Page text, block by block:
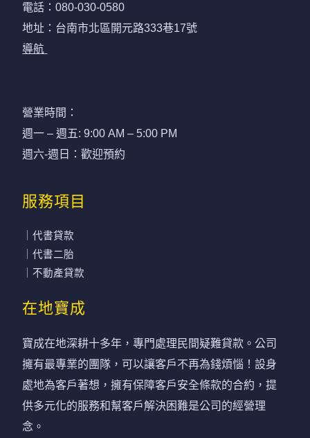
電話：080-030-0580
地址：台南市北區開元路333巷17號
導航
營業時間：
週一 – 週五: 9:00 AM – 5:00 PM
週六-週日：歡迎預約
服務項目
｜代書貸款
｜代書二胎
｜不動產貸款
在地寶成
寶成在地深耕十多年，專門處理民間疑難貸款。公司
擁有最專業的團隊，可以讓客戶不再為錢煩惱！設身
處地為客戶著想，擁有保障客戶安全條款的合約，提
供多元化的服務和幫客戶解決困難是公司的經營理
念。